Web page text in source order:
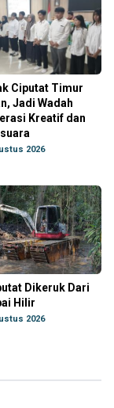
Ciputat Timur
Jadi Wadah
Kreatif dan
2026
Dikeruk Dari
Hilir
2026